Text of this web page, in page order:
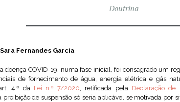
Doutrina
Fernandes Garcia
doença COVID-19, numa fase inicial, foi consagrado um
de fornecimento de água, energia elétrica e gás
4.º da Lei n.º 7/2020, retificada pela Declaração de
proibição de suspensão só seria aplicável se motivada por